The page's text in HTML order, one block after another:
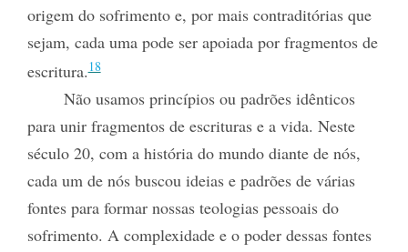
origem do sofrimento e, por mais contraditórias que
sejam, cada uma pode ser apoiada por fragmentos de
escritura.18
Não usamos princípios ou padrões idênticos
para unir fragmentos de escrituras e a vida. Neste
século 20, com a história do mundo diante de nós,
cada um de nós buscou ideias e padrões de várias
fontes para formar nossas teologias pessoais do
sofrimento. A complexidade e o poder dessas fontes